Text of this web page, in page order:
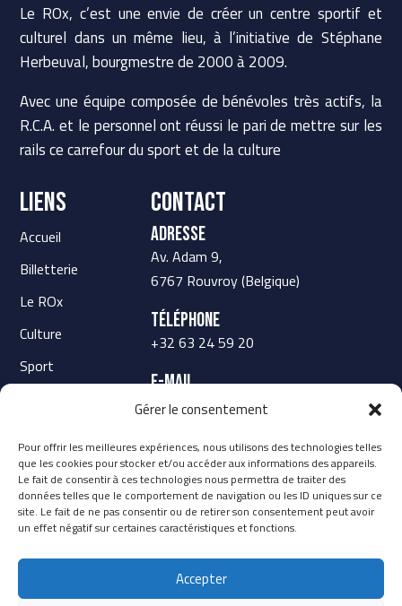
Gérer le consentement
Pour offrir les meilleures expériences, nous utilisons des technologies telles
que les cookies pour stocker et/ou accéder aux informations des appareils.
Le fait de consentir à ces technologies nous permettra de traiter des
données telles que le comportement de navigation ou les ID uniques sur ce
site. Le fait de ne pas consentir ou de retirer son consentement peut avoir
un effet négatif sur certaines caractéristiques et fonctions.
Accepter
Le ROx, c’est une envie de créer un centre sportif et
culturel dans un même lieu, à l’initiative de Stéphane
Herbeuval, bourgmestre de 2000 à 2009.
Avec une équipe composée de bénévoles très actifs, la
R.C.A. et le personnel ont réussi le pari de mettre sur les
rails ce carrefour du sport et de la culture
LIENS
Accueil
Billetterie
Le ROx
Culture
Sport
Contact
Adresse
Av. Adam 9,
6767 Rouvroy (Belgique)
Téléphone
+32 63 24 59 20
E-mail
secretariat@rox-rouvroy.be